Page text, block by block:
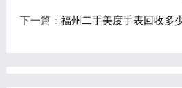
下一篇： 福州二手美度手表回收多